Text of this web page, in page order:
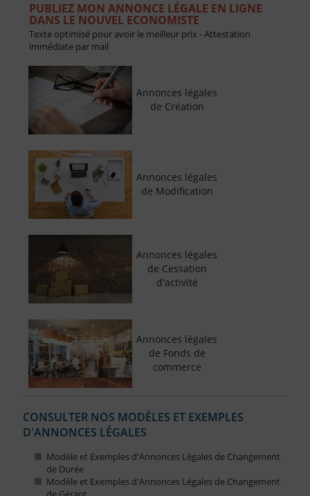
PUBLIEZ MON ANNONCE LÉGALE EN LIGNE
DANS LE NOUVEL ECONOMISTE
Texte optimisé pour avoir le meilleur prix - Attestation
immédiate par mail
Annonces légales
de Création
Annonces légales
de Modification
Annonces légales
de Cessation
d'activité
Annonces légales
de Fonds de
commerce
CONSULTER NOS MODÈLES ET EXEMPLES
D'ANNONCES LÉGALES
Modèle et Exemples d'Annonces Légales de Changement
de Durée
Modèle et Exemples d'Annonces Légales de Changement